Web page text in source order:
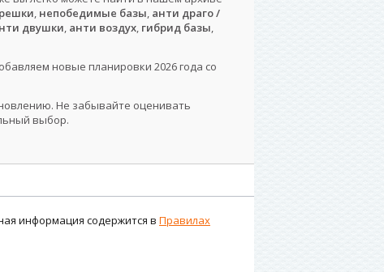
, непобедимые базы, анти драго /
двушки, анти воздух, гибрид базы,
новые планировки 2026 года со
Не забывайте оценивать
выбор.
информация содержится в Правилах